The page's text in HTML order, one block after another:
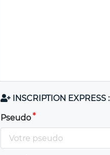
INSCRIPTION EXPRESS :
Pseudo